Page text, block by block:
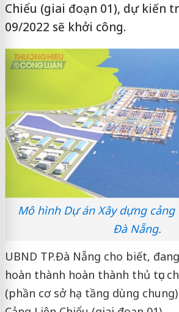
Chiểu (giai đoạn 01), dự kiến
09/2022 sẽ khởi công.
Mô hình Dự án Xây dựng cảng
Đà Nẵng.
UBND TP.Đà Nẵng cho biết,
hoàn thành hoàn thành thủ tục
(phần cơ sở hạ tầng dùng